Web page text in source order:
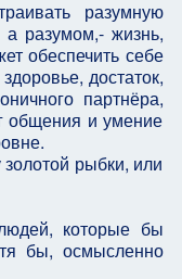
разумную
разумом,- жизнь,
обеспечить себе
достаток,
партнёра,
общения и умение
рыбки, или
которые бы
бы, осмысленно